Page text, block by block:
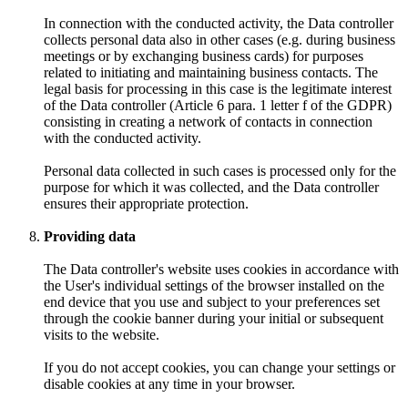
In connection with the conducted activity, the Data controller
collects personal data also in other cases (e.g. during business
meetings or by exchanging business cards) for purposes
related to initiating and maintaining business contacts. The
legal basis for processing in this case is the legitimate interest
of the Data controller (Article 6 para. 1 letter f of the GDPR)
consisting in creating a network of contacts in connection
with the conducted activity.
Personal data collected in such cases is processed only for the
purpose for which it was collected, and the Data controller
ensures their appropriate protection.
Providing data
The Data controller's website uses cookies in accordance with
the User's individual settings of the browser installed on the
end device that you use and subject to your preferences set
through the cookie banner during your initial or subsequent
visits to the website.
If you do not accept cookies, you can change your settings or
disable cookies at any time in your browser.